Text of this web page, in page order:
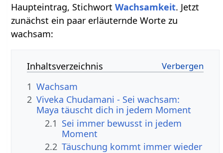
Haupteintrag, StichwortWachsamkeit. Jetzt
zunächst ein paar erläuternde Worte zu
wachsam:
Inhaltsverzeichnis
1 Wachsam
2 Viveka Chudamani - Sei wachsam:
Maya täuscht dich in jedem Moment
2.1 Sei immer bewusst in jedem
Moment
2.2 Täuschung kommt immer wieder